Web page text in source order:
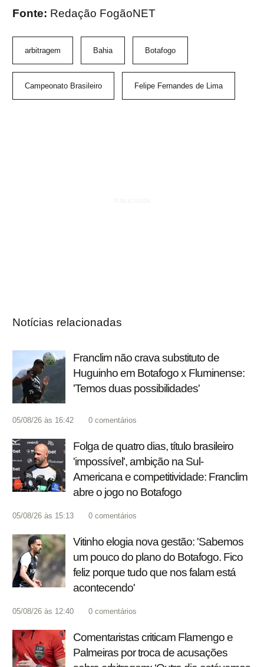
Fonte: Redação FogãoNET
arbitragem Bahia Botafogo
Campeonato Brasileiro Felipe Fernandes de Lima
Notícias relacionadas
Franclim não crava substituto de
Huguinho em Botafogo x Fluminense:
'Temos duas possibilidades'
05/08/26 às 16:42 0 comentários
Folga de quatro dias, título brasileiro
'impossível', ambição na Sul-
Americana e competitividade: Franclim
abre o jogo no Botafogo
05/08/26 às 15:13 0 comentários
Vitinho elogia nova gestão: 'Sabemos
um pouco do plano do Botafogo. Fico
feliz porque tudo que nos falam está
acontecendo'
05/08/26 às 12:40 0 comentários
Comentaristas criticam Flamengo e
Palmeiras por troca de acusações